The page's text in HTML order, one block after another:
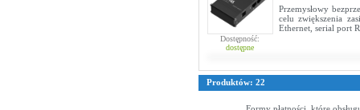
Dostępność:
dostępne
Przemysłowy
celu zwiększenia
Ethernet, serial port
Produktów: 22